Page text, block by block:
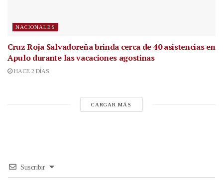
NACIONALES
Cruz Roja Salvadoreña brinda cerca de 40 asistencias en
Apulo durante las vacaciones agostinas
HACE 2 DÍAS
CARGAR MÁS
Suscribir